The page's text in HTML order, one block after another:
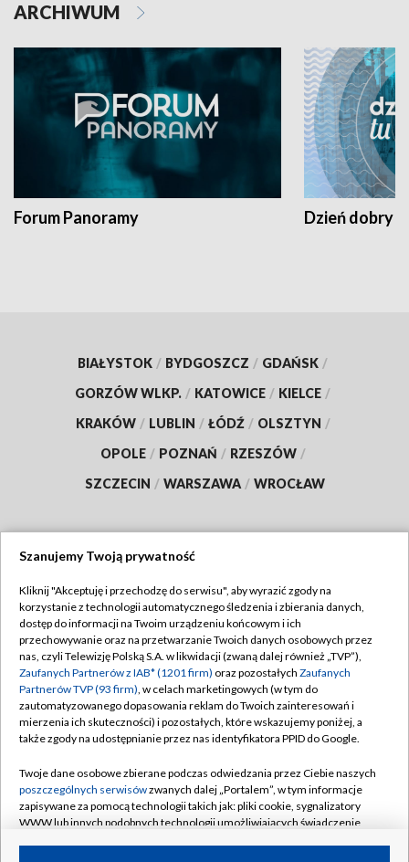
ARCHIWUM
Forum Panoramy Dzień dobry
BIAŁYSTOK / BYDGOSZCZ / GDAŃSK /
GORZÓW WLKP. / KATOWICE / KIELCE /
KRAKÓW / LUBLIN / ŁÓDŹ / OLSZTYN /
OPOLE / POZNAŃ / RZESZÓW /
SZCZECIN / WARSZAWA / WROCŁAW
TVP
Abonament TVP
Emisja w TVP
Centrum informacji TVP
Naziemna Telewizja Cyfrowa
Rada Programowa
System NOS
Informacje o nadawcy
Regulamin TVP
Polityka prywatności
Moje zgody
Pomoc
Kontakt
Kanały
Szanujemy Twoją prywatność
Kliknij "Akceptuję i przechodzę do serwisu", aby wyrazić zgody na
korzystanie z technologii automatycznego śledzenia i zbierania danych,
dostęp do informacji na Twoim urządzeniu końcowym i ich
przechowywanie oraz na przetwarzanie Twoich danych osobowych przez
nas, czyli Telewizję Polską S.A. w likwidacji (zwaną dalej również „TVP”),
Zaufanych Partnerów z IAB* (1201 firm) oraz pozostałych Zaufanych
Partnerów TVP (93 firm), w celach marketingowych (w tym do
zautomatyzowanego dopasowania reklam do Twoich zainteresowań i
mierzenia ich skuteczności) i pozostałych, które wskazujemy poniżej, a
także zgody na udostępnianie przez nas identyfikatora PPID do Google.
Twoje dane osobowe zbierane podczas odwiedzania przez Ciebie naszych
poszczególnych serwisówzwanych dalej „Portalem”, w tym informacje
zapisywane za pomocą technologii takich jak: pliki cookie, sygnalizatory
WWW lub innych podobnych technologii umożliwiających świadczenie